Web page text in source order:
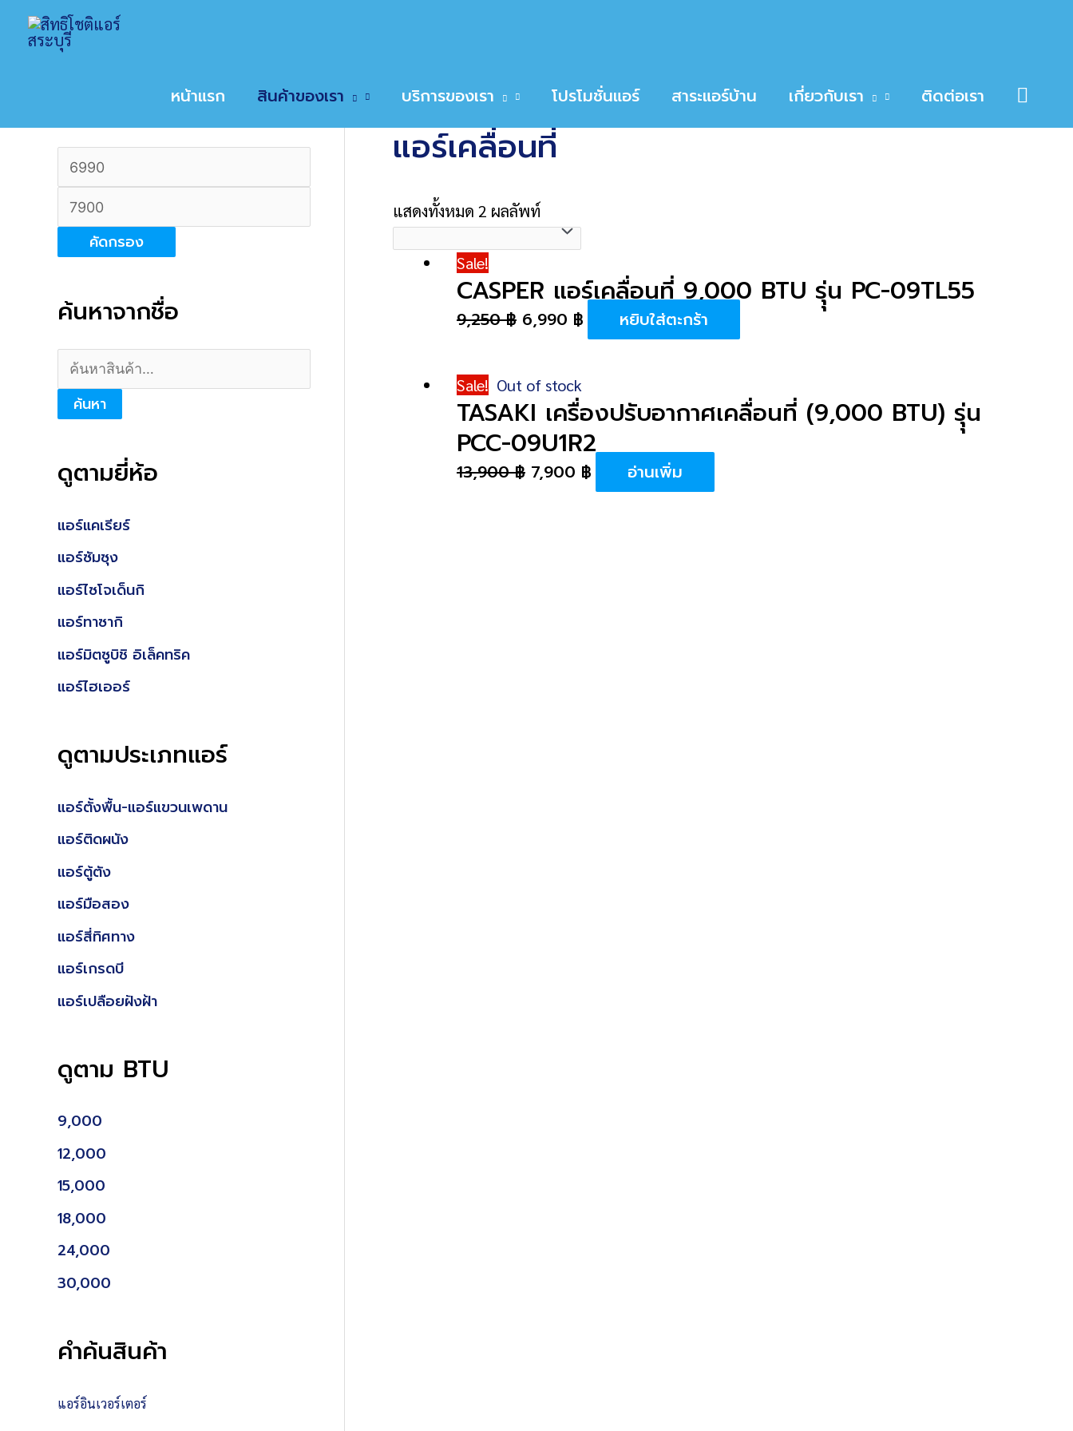
หน้าแรก สินค้าของเรา บริการของเรา โปรโมชั่นแอร์ สาระแอร์บ้าน เกี่ยวกับเรา ติดต่อเรา
Home สินค้า
ค้นหาตามช่วงราคา
า
สุ
า
ค
สู
ง
คัดกรอง
ค้นหาจากชื่อ
น
ห
:
ค้นหา
ดูตามยี่ห้อ
แอร์แคเรียร์
แอร์ซัมซุง
แอร์ไซโจเด็นกิ
แอร์ทาซากิ
แอร์มิตซูบิชิ อิเล็คทริค
แอร์ไฮเออร์
ดูตามประเภทแอร์
แอร์ตั้งพื้น-แอร์แขวนเพดาน
แอร์ติดผนัง
แอร์ตู้ตัง
แอร์มือสอง
แอร์สี่ทิศทาง
แอร์เกรดบี
แอร์เปลือยฝังฝ้า
ดูตาม BTU
9,000
12,000
15,000
18,000
24,000
30,000
คำค้นสินค้า
แอร์อินเวอร์เตอร์
แอร์เคลื่อนที่
แสดงทั้งหมด 2 ผลลัพท์
Sale!
CASPER แอร์เคลื่อนที่ 9,000 BTU รุุ่น PC-09TL55
9,250฿ 6,990 ฿ หยิบใส่ตะกร้า
Sale! Out of stock
TASAKI เครื่องปรับอากาศเคลื่อนที่ (9,000 BTU) รุุ่น
PCC-09U1R2
13,900฿ 7,900 ฿ อ่านเพิ่ม